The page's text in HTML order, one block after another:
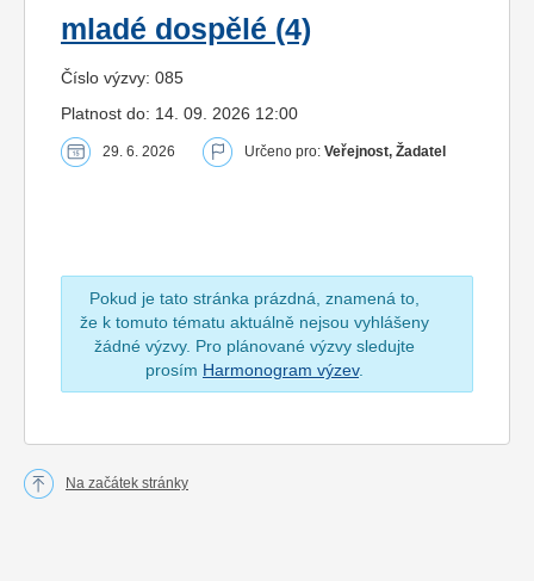
mladé dospělé (4)
Číslo výzvy: 085
Platnost do: 14. 09. 2026 12:00
29. 6. 2026 Určeno pro: Veřejnost, Žadatel
Pokud je tato stránka prázdná, znamená to,
že k tomuto tématu aktuálně nejsou vyhlášeny
žádné výzvy. Pro plánované výzvy sledujte
prosím Harmonogram výzev.
Na začátek stránky